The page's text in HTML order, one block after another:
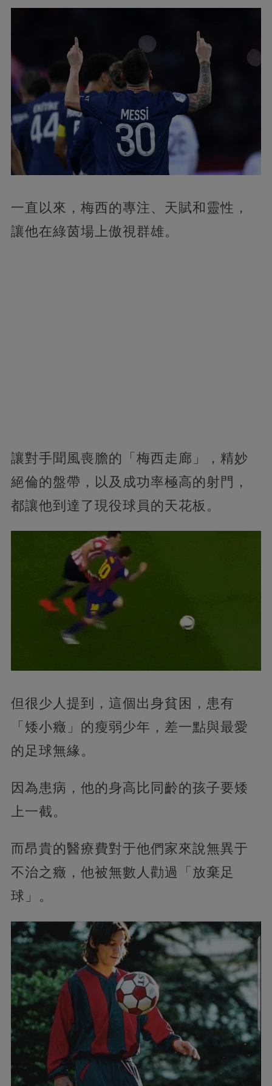
一直以來，梅西的專注、天賦和靈性，
讓他在綠茵場上傲視群雄。
讓對手聞風喪膽的「梅西走廊」，精妙
絕倫的盤帶，以及成功率極高的射門，
都讓他到達了現役球員的天花板。
但很少人提到，這個出身貧困，患有
「矮小癥」的瘦弱少年，差一點與最愛
的足球無緣。
因為患病，他的身高比同齡的孩子要矮
上一截。
而昂貴的醫療費對于他們家來說無異于
不治之癥，他被無數人勸過「放棄足
球」。